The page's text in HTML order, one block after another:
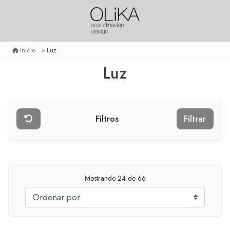
Inicio Luz
Luz
Filtros Filtrar
Mostrando 24de 66